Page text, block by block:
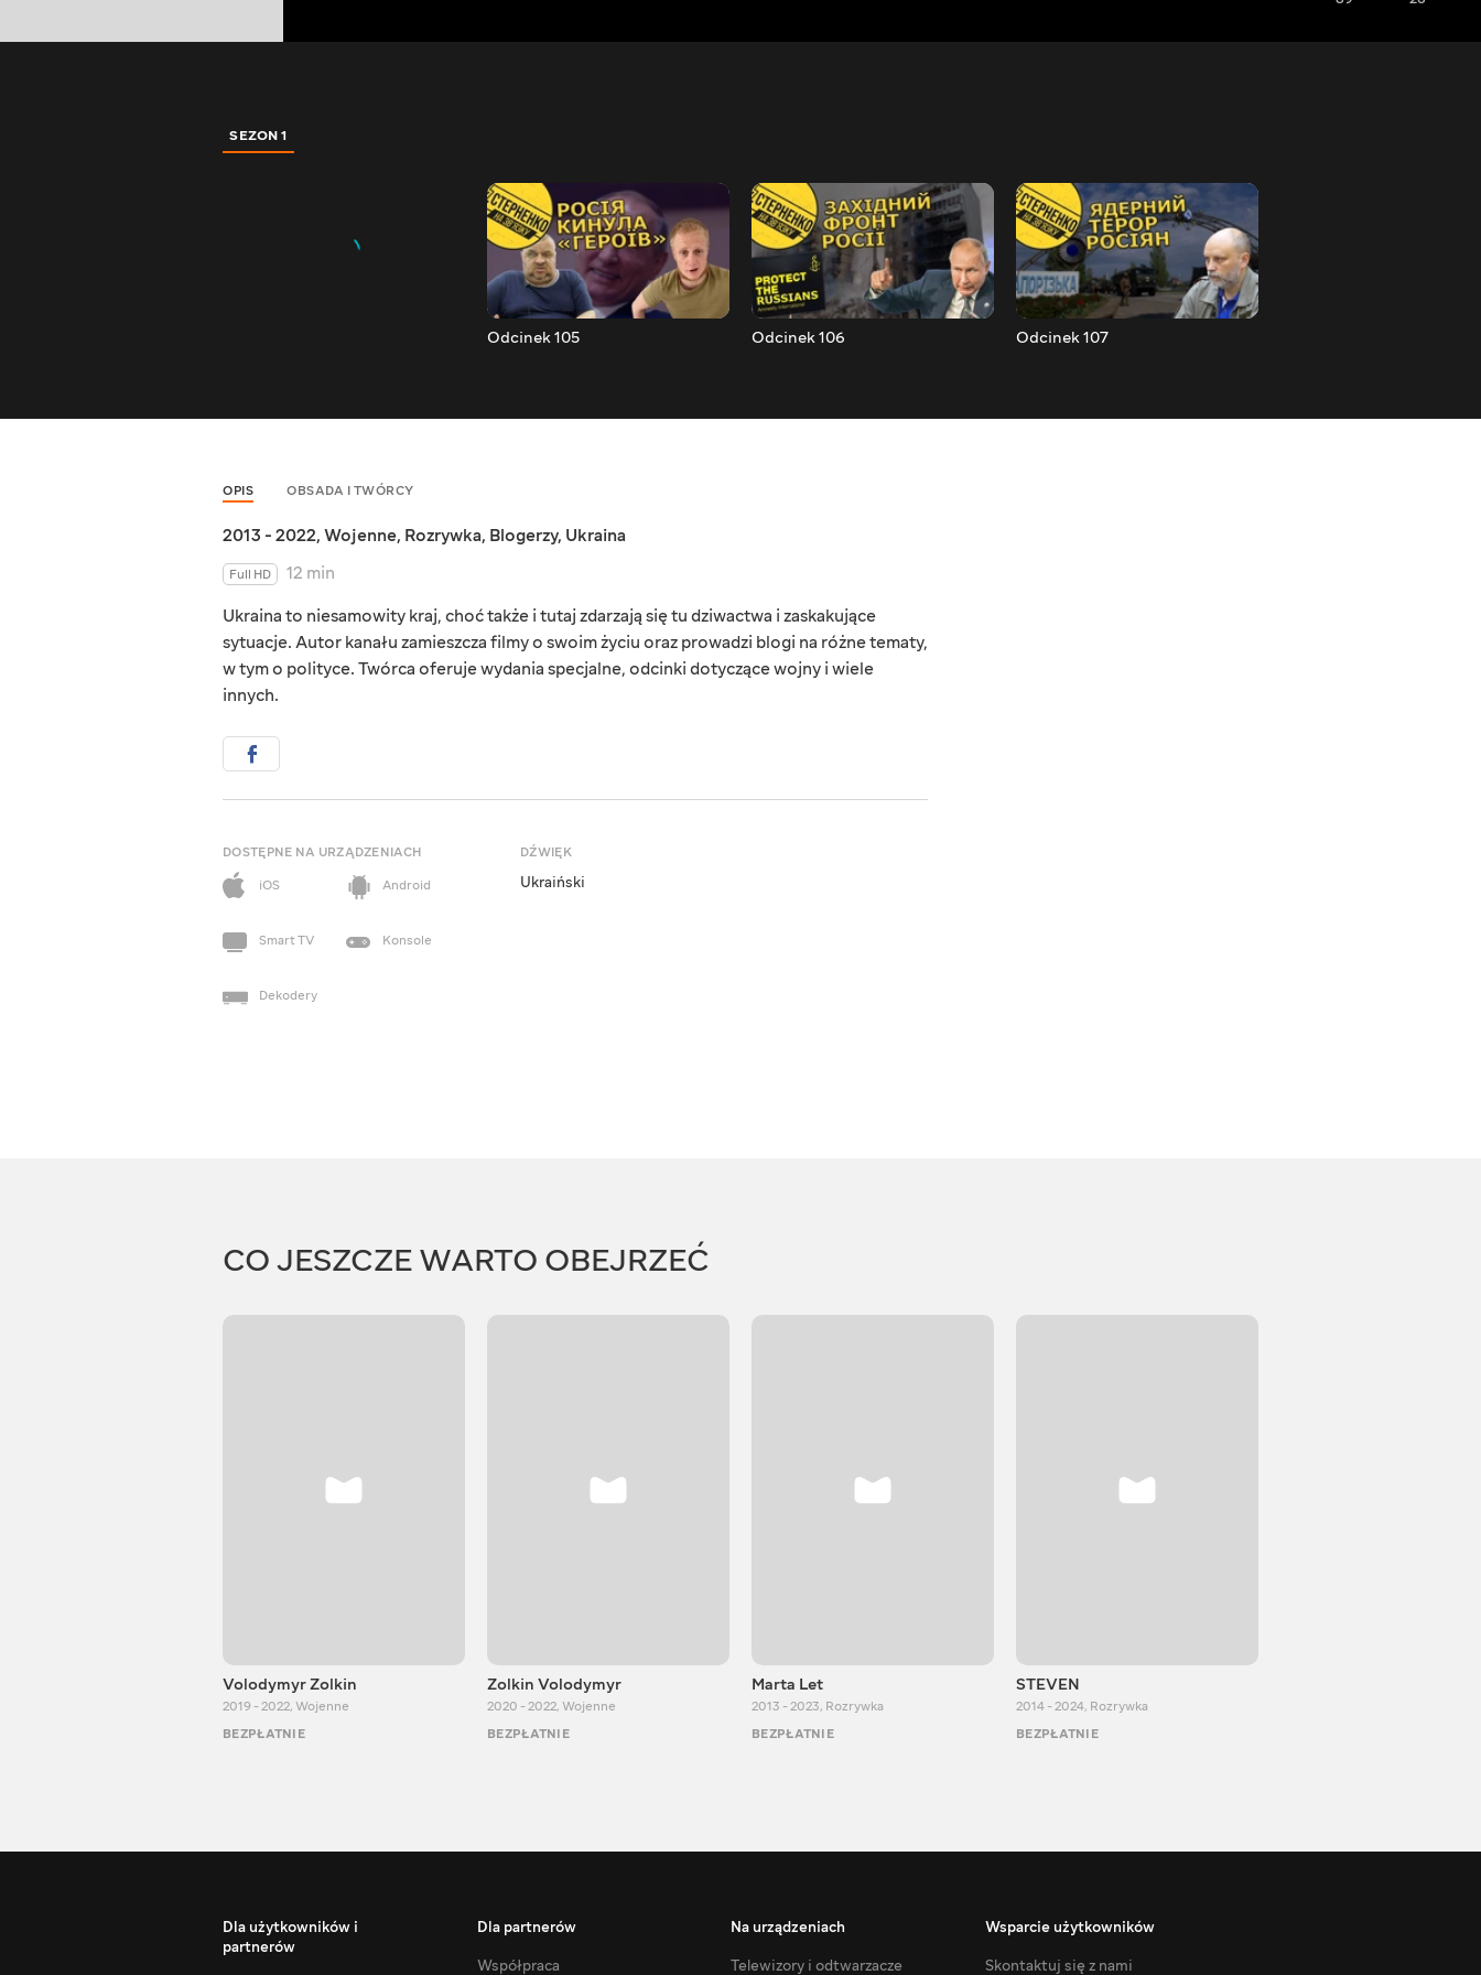
SEZON 1
Odcinek 105 Odcinek 106 Odcinek 107
OPIS OBSADA I TWÓRCY
2013 - 2022, Wojenne, Rozrywka, Blogerzy, Ukraina
Full HD
12 min
Ukraina to niesamowity kraj, choć także i tutaj zdarzają się tu dziwactwa i zaskakujące
sytuacje. Autor kanału zamieszcza filmy o swoim życiu oraz prowadzi blogi na różne tematy,
w tym o polityce. Twórca oferuje wydania specjalne, odcinki dotyczące wojny i wiele
innych.
DOSTĘPNE NA URZĄDZENIACH
iOS
Android
Smart TV Konsole
Dekodery
DŹWIĘK
Ukraiński
CO JESZCZE WARTO OBEJRZEĆ
Volodymyr Zolkin
2019 - 2022, Wojenne
BEZPŁATNIE
Zolkin Volodymyr
2020 - 2022, Wojenne
BEZPŁATNIE
Marta Let
2013 - 2023, Rozrywka
BEZPŁATNIE
STEVEN
2014 - 2024, Rozrywka
BEZPŁATNIE
Dla użytkowników i
partnerów
Dla partnerów
Współpraca
Na urządzeniach
Telewizory i odtwarzacze
Wsparcie użytkowników
Skontaktuj się z nami